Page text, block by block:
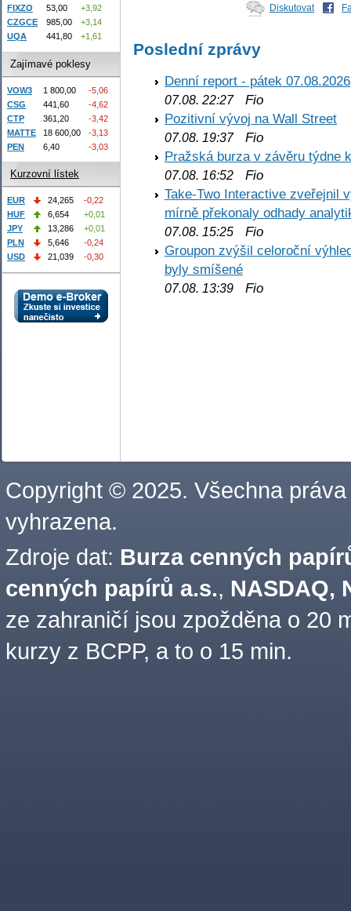
Diskutovat
Poslední zprávy
Denní report - pátek 07.08.2026
07.08. 22:27Fio
Pozitivní vývoj na Wall Street
07.08. 19:37Fio
Pražská burza v závěru týdne
07.08. 16:52 Fio
Take-Two Interactive zveřejnil
mírně překonaly odhady
07.08. 15:25 Fio
Groupon zvýšil celoroční
byly smíšené
07.08. 13:39 Fio
FIXZO
53,00
+3,92
CZGCE
985,00
+3,14
UQA
441,80 +1,61
Zajímavé poklesy
VOW3 1 800,00
-5,06
CSG
441,60
-4,62
CTP
361,20
-3,42
MATTE
18 600,00
-3,13
PEN
6,40 -3,03
Kurzovní lístek
EUR 24,265
-0,22
HUF
6,654
+0,01
JPY
13,286
+0,01
PLN
5,646
-0,24
USD
21,039 -0,30
Copyright © 2025. Všechna práva
vyhrazena.
Zdroje dat: Burza cenných
cenných papírů a.s., NASDAQ,
ze zahraničí jsou zpožděna o 20
kurzy z BCPP, a to o 15 min.